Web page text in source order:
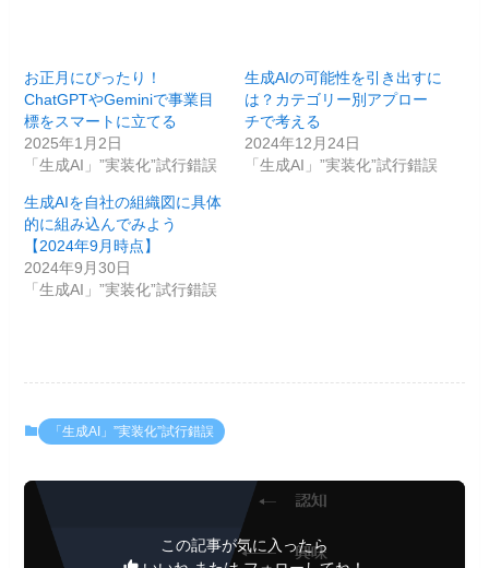
お正月にぴったり！
ChatGPTやGeminiで事業目
標をスマートに立てる
2025年1月2日
「生成AI」”実装化”試行錯誤
生成AIの可能性を引き出すに
は？カテゴリー別アプロー
チで考える
2024年12月24日
「生成AI」”実装化”試行錯誤
生成AIを自社の組織図に具体
的に組み込んでみよう
【2024年9月時点】
2024年9月30日
「生成AI」”実装化”試行錯誤
「生成AI」”実装化”試行錯誤
この記事が気に入ったら